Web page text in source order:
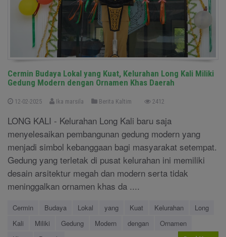
Cermin Budaya Lokal yang Kuat, Kelurahan Long Kali Miliki
Gedung Modern dengan Ornamen Khas Daerah
12-02-2025 Ika marsila Berita Kaltim 2412
LONG KALI - Kelurahan Long Kali baru saja
menyelesaikan pembangunan gedung modern yang
menjadi simbol kebanggaan bagi masyarakat setempat.
Gedung yang terletak di pusat kelurahan ini memiliki
desain arsitektur megah dan modern serta tidak
meninggalkan ornamen khas da ....
Cermin Budaya Lokal yang Kuat Kelurahan
Long
Kali
Miliki Gedung Modern dengan
Ornamen